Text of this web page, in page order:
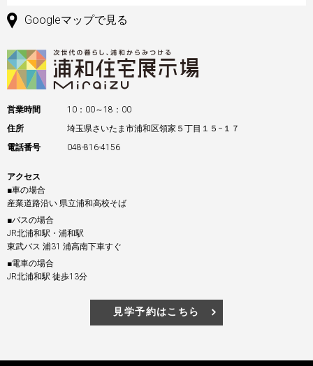
Googleマップで見る
営業時間
10：00～18：00
住所
埼玉県さいたま市浦和区領家５丁目１５−１７
電話番号
048-816-4156
アクセス
■車の場合
産業道路沿い 県立浦和高校そば
■バスの場合
JR北浦和駅・浦和駅
東武バス 浦31 浦高南下車すぐ
■電車の場合
JR北浦和駅 徒歩13分
見学予約はこちら